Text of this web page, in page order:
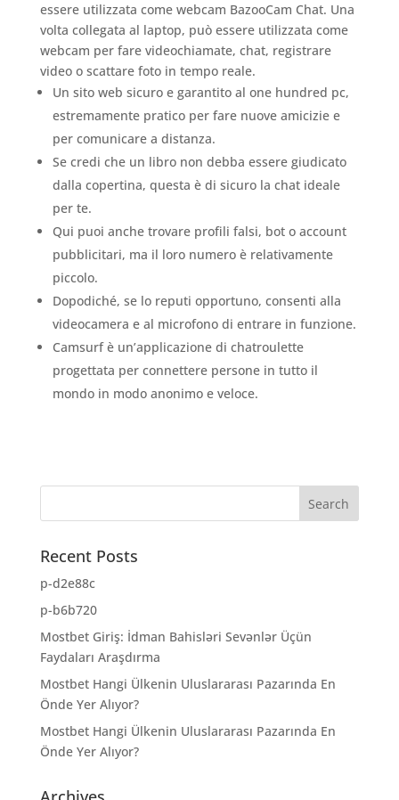
essere utilizzata come webcam BazooCam Chat. Una
volta collegata al laptop, può essere utilizzata come
webcam per fare videochiamate, chat, registrare
video o scattare foto in tempo reale.
Un sito web sicuro e garantito al one hundred pc,
estremamente pratico per fare nuove amicizie e
per comunicare a distanza.
Se credi che un libro non debba essere giudicato
dalla copertina, questa è di sicuro la chat ideale
per te.
Qui puoi anche trovare profili falsi, bot o account
pubblicitari, ma il loro numero è relativamente
piccolo.
Dopodiché, se lo reputi opportuno, consenti alla
videocamera e al microfono di entrare in funzione.
Camsurf è un’applicazione di chatroulette
progettata per connettere persone in tutto il
mondo in modo anonimo e veloce.
Recent Posts
p-d2e88c
p-b6b720
Mostbet Giriş: İdman Bahisləri Sevənlər Üçün
Faydaları Araşdırma
Mostbet Hangi Ülkenin Uluslararası Pazarında En
Önde Yer Alıyor?
Mostbet Hangi Ülkenin Uluslararası Pazarında En
Önde Yer Alıyor?